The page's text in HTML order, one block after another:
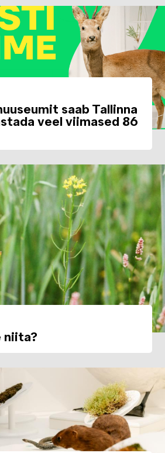
saab Tallinna
veel viimased 86
niita?